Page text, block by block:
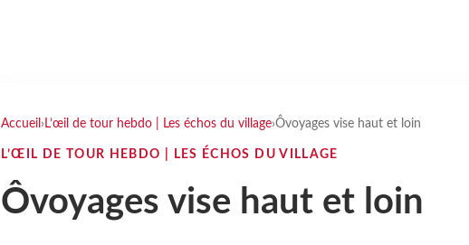
Accueil › L’œil de tour hebdo | Les échos du village›Ôvoyages vise haut et loin
L’ŒIL DE TOUR HEBDO | LES ÉCHOS DU VILLAGE
Ôvoyages vise haut et loin